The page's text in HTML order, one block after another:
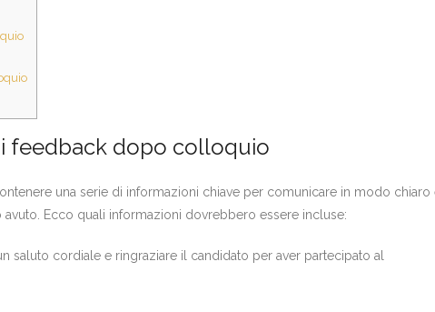
feedback dopo colloquio
una serie di informazioni chiave per comunicare in modo chiaro
Ecco quali informazioni dovrebbero essere incluse:
saluto cordiale e ringraziare il candidato per aver partecipato al